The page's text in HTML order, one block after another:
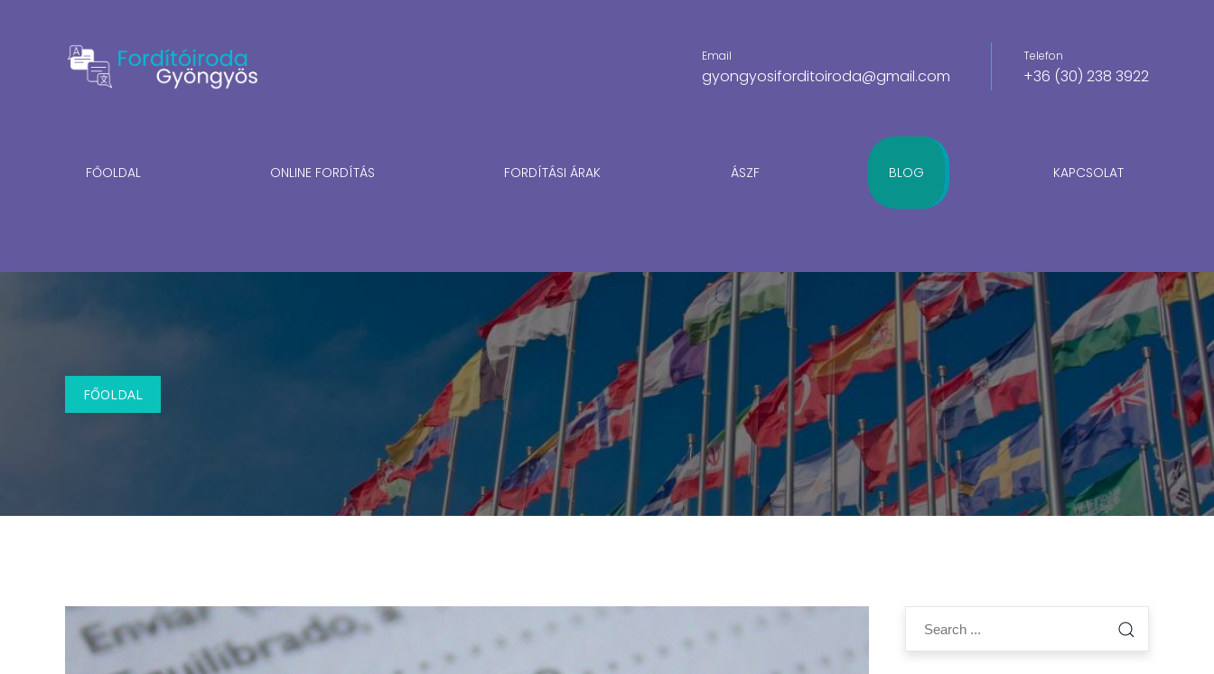
Email
gyongyosiforditoiroda@gmail.com
Telefon
+36 (30) 238 3922
FŐOLDAL ONLINE FORDÍTÁS FORDÍTÁSI ÁRAK ÁSZF BLOG KAPCSOLAT
FŐOLDAL